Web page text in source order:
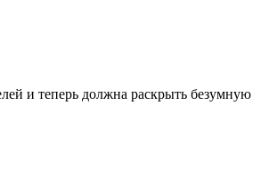
и теперь должна раскрыть безумную